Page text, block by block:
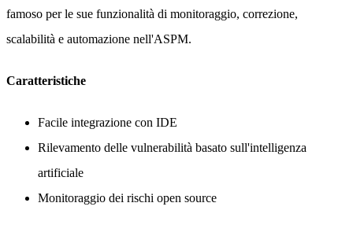
famoso per le sue funzionalità di monitoraggio, correzione,
scalabilità e automazione nell'ASPM.
Caratteristiche
Facile integrazione con IDE
Rilevamento delle vulnerabilità basato sull'intelligenza
artificiale
Monitoraggio dei rischi open source